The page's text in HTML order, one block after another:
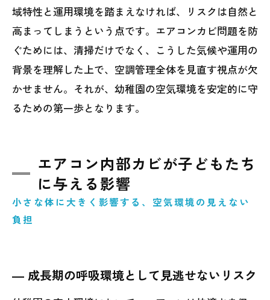
域特性と運用環境を踏まえなければ、リスクは自然と
高まってしまうという点です。エアコンカビ問題を防
ぐためには、清掃だけでなく、こうした気候や運用の
背景を理解した上で、空調管理全体を見直す視点が欠
かせません。それが、幼稚園の空気環境を安定的に守
るための第一歩となります。
エアコン内部カビが子どもたち
に与える影響
小さな体に大きく影響する、空気環境の見えない
負担
― 成長期の呼吸環境として見逃せないリスク